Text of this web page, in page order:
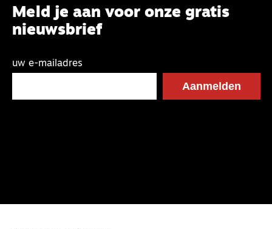
Meld je aan voor onze gratis
nieuwsbrief
uw e-mailadres